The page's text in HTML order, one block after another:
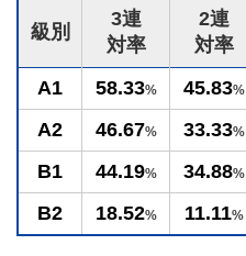
級別
3連
対率
2連
対率
A1 58.33% 45.83%
A2
46.67% 33.33%
B1
44.19% 34.88%
B2
18.52% 11.11%